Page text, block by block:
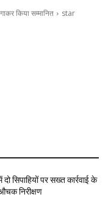
किया सम्मानित star
सिपाहियों पर सख्त कार्रवाई के
निरीक्षण